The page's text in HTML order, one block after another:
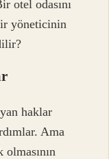
otel odasını
yöneticinin
haklar
Ama